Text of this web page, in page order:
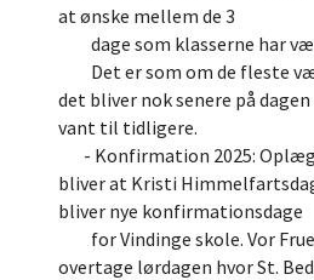
at ønske mellem de 3
dage som klasserne har
Det er som om de fleste
det bliver nok senere på
vant til tidligere.
- Konfirmation 2025:
bliver at Kristi
bliver nye konfirmationsdage
for Vindinge skole. Vor
overtage lørdagen hvor St.